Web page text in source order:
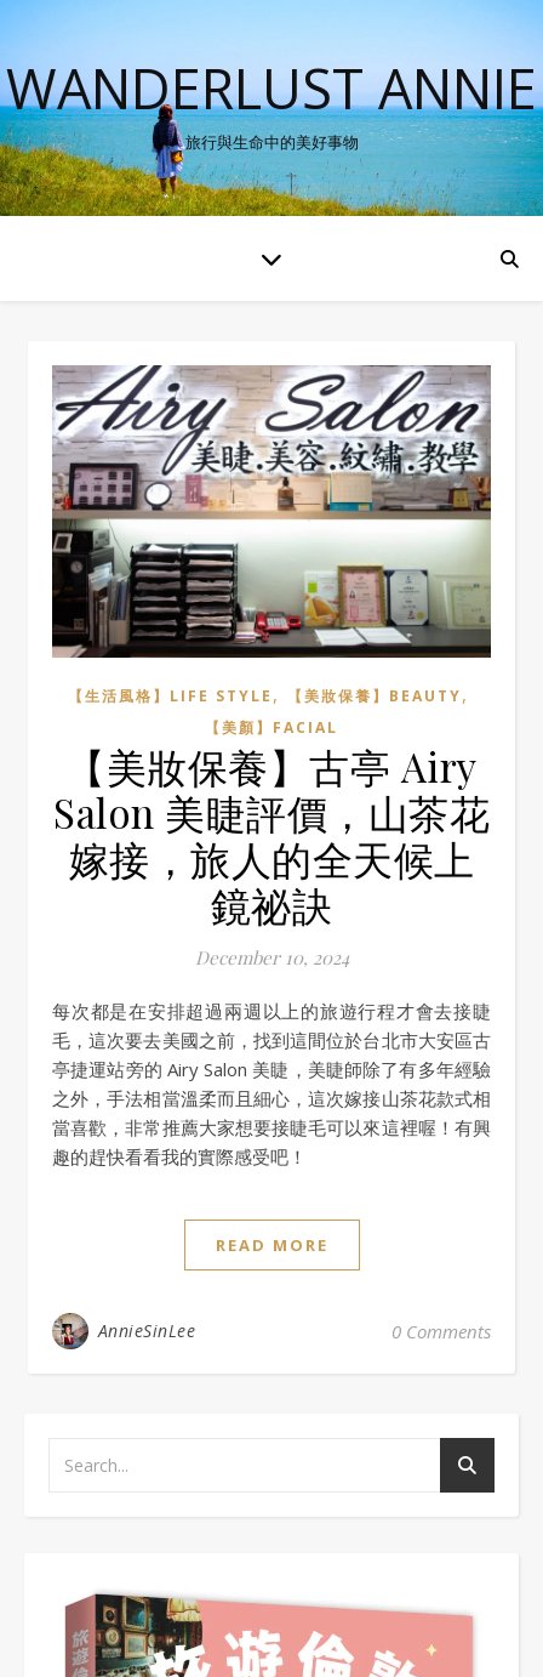
WANDERLUST ANNIE
旅行與生命中的美好事物
【生活風格】LIFE STYLE , 【美妝保養】BEAUTY,
【美顏】FACIAL
【美妝保養】古亭 Airy
Salon 美睫評價，山茶花
嫁接，旅人的全天候上
鏡祕訣
December 10, 2024
每次都是在安排超過兩週以上的旅遊行程才會去接睫
毛，這次要去美國之前，找到這間位於台北市大安區古
亭捷運站旁的 Airy Salon 美睫，美睫師除了有多年經驗
之外，手法相當溫柔而且細心，這次嫁接山茶花款式相
當喜歡，非常推薦大家想要接睫毛可以來這裡喔！有興
趣的趕快看看我的實際感受吧！
READ MORE
AnnieSinLee 0 Comments